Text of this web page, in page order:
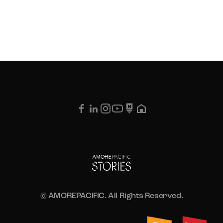
© AMOREPACIFIC. All Rights Reserved.